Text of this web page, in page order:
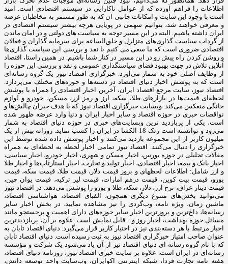
اطلاعات را فراهم آورده که از عوامل ناکارایی در سیستم اقتصادی است. امید
است با وجود این سایت و امکانات جانبی آن که به طور مستمر به مخاطبان عرضه
و معرفی خواهند شد، بتوانیم سهمی در پویایی هرچه بیشتر سیستم اقتصادی در
ایران داشته باشیم. البته در این مسیر توجه به سیاست های دولتی و در امان ماندن
از گرداب سیاست گذاری‌های متزلزل و خلق‌الساعه برای سرمایه گذاران و فعالان
اقتصادی ضروری است که ما سعی می کنیم با نقد و بررسی این سیاست گذاری‌ها
و روشن کردن راه پیش رو در این مسیر در کنار شما باشیم. در همین راستا، اقتصاد
آنلاین تلاش در جهت بهبود فضای سیاستگذاری عمومی و نقد و بررسی این حوزه را
از وظایف اصلی خود به شمار می‌آورد. خبرگزاری اقتصاد نیوز یک گروه رسانه‌ای
است که به پوشش اخبار دنیای اقتصاد در دسته‌ها و حوزه‌های مختلف می‌پردازد.
اقتصاد نیوز، سایت مرجع اقتصاد ایران، آخرین اخبار اقتصادی را همراه با پوشش
لحظه‌ای قیمت‌ها در بازارهای طلا، سکه، ارز و رمز ارز، مسکن، خودرو و لوازم
خانگی منعکس می‌کند. وبسایت خبرگزاری اقتصاد نیوز که با هدف جبران چالش‌ها و
نواقصات خبری در حوزه اقتصاد و سایر اخبار ایران و دنیا وارد عرضه ظهور شده
است، یکی از پربازدید ترین وبسایت‌های خبری در حوزه دنیای اقتصاد به شمار
می‌رود و توانسته است رنک 18 الکسا در ایران را کسب نماید. روزانه بیش از یک
میلیون کاربر از این مجموعه بازدید می‌کنند و اخبار پوشش داده شده توسط این
خبرگزاری را دنبال می‌کنند. اقتصاد نیوز تمامی اخبار لحظه به لحظه‌ای به همراه
مقالات تحلیلی در حوزه بورس، اخبار مسکن و شهری، اخبار خودرو، اخبار سیاسی،
اخبار بانک و بیمه، اخبار اقتصادی، اخبار تولید و تجارت، اخبار استارتاپ‌ها و اخبار طلا
و ارز شامل: اطلاعات لحظهای و بروز قیمت دلار، قیمت طلا، قیمت سکه، قیمت
یورو، قیمت بیت کوین، قیمت درهم امارات، قیمت لیر ترکیه، قیمت یوان چین،
قیمت دینار عراق، نرخ ارز، دلار، سکه، طلا و یورو را پوشش می‌دهد. در اقتصاد نیوز
می‌توانید بخش‌های متنوع دیگری همچون، الفبای اقتصاد، هواشناسی اقتصاد،
ماشین زمان، ویژه نامه، وب‌گردی را نیز مشاهده نمایید. در بخش اخبار سایر
رسانه‌ها، داغ‌ترین و بروزترین اخبار سایر حوزه‌های دارای اهمیت و پرجستجو مانند
مسائل حوزه بهداشت، اخبار روز و... قابل نمایش است. علاوه بر آن، پربازدیدترین
اخبار مرتبط با هر دسته‌بندی نیز در اختیار کاربر قرار می‌گیرد. دنیای اقتصاد تابان به
عنوان صاحب امتیاز خبرگزاری اقتصاد نیوز به ثبت رسیده است. دنیای اقتصاد تابان
که با نام گروه رسانه ای دنیای اقتصاد نیز از آن یاد می‌شود یک شرکت و مؤسسه
رسانه‌ای در ایران است. علاوه بر سایت خبری اقتصاد نیوز، روزنامه دنیای اقتصاد،
هفته ‌نامه تجارت فردا، شبکه اینترنتی اکوایران، وب‌سایت واحد توسعه دانش،